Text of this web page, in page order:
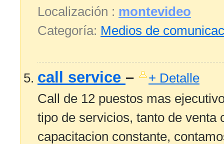
Localización : montevideo
Categoría: Medios de
call service – + Detalle
Call de 12 puestos mas
tipo de servicios, tanto de venta
capacitacion constante,